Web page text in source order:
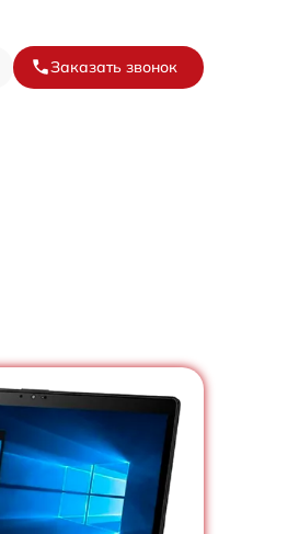
Заказать звонок